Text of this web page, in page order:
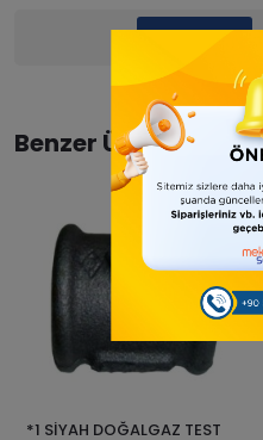
Benzer Ürünler
*1 SİYAH DOĞALGAZ TEST